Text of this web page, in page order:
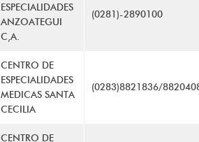
ESPECIALIDADES
ANZOATEGUI
C,A.
(0281)-2890100
CENTRO DE
ESPECIALIDADES
MEDICAS SANTA
CECILIA
(0283)8821836/
CENTRO DE